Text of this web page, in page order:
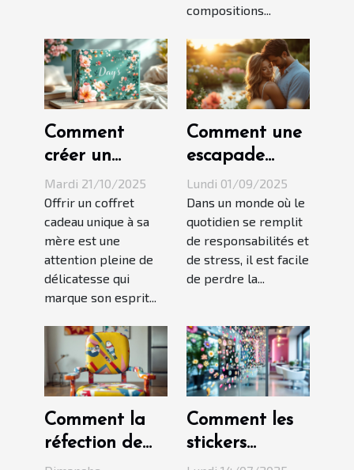
compositions...
Comment
créer un
coffret cadeau
unique pour
votre mère
Mardi 21/10/2025
Offrir un coffret
cadeau unique à sa
mère est une
attention pleine de
délicatesse qui
marque son esprit...
Comment une
escapade
romantique
peut
revitaliser
votre relation
?
Lundi 01/09/2025
Dans un monde où le
quotidien se remplit
de responsabilités et
de stress, il est facile
de perdre la...
Comment la
réfection de
Comment les
stickers